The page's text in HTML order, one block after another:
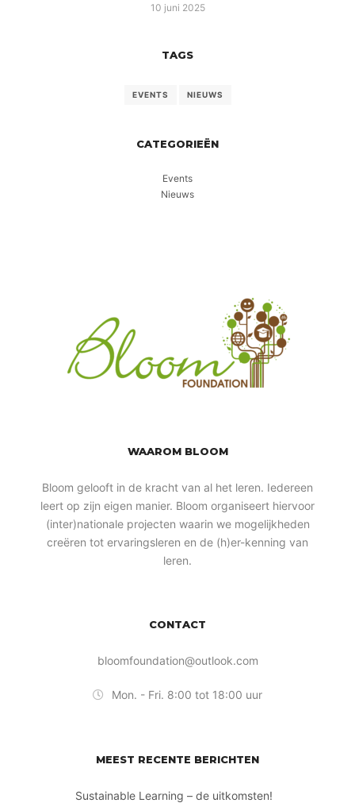
10 juni 2025
TAGS
EVENTS NIEUWS
CATEGORIEËN
Events
Nieuws
WAAROM BLOOM
Bloom gelooft in de kracht van al het leren. Iedereen
leert op zijn eigen manier. Bloom organiseert hiervoor
(inter)nationale projecten waarin we mogelijkheden
creëren tot ervaringsleren en de (h)er-kenning van
leren.
CONTACT
bloomfoundation@outlook.com
Mon. - Fri. 8:00 tot 18:00 uur
MEEST RECENTE BERICHTEN
Sustainable Learning – de uitkomsten!